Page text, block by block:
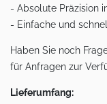
- Absolute Präzision
- Einfache und
Haben Sie noch
für Anfragen zur
Lieferumfang: